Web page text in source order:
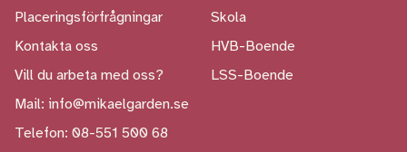
Placeringsförfrågningar
Kontakta oss
Vill du arbeta med oss?
Mail: info@mikaelgarden.se
Telefon: 08-551 500 68
Skola
HVB-Boende
LSS-Boende